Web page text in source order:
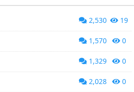
19
2,530
0
1,570
0
1,329
0
2,028